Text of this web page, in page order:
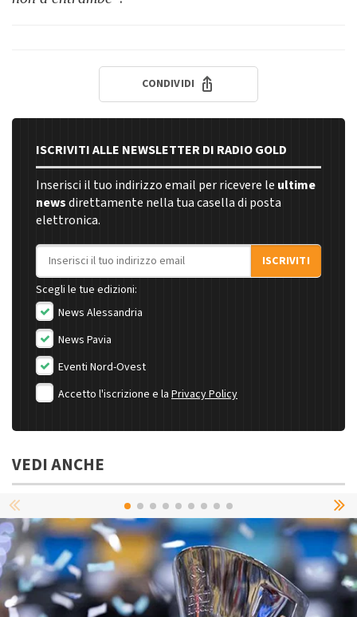
CONDIVIDI
ISCRIVITI ALLE NEWSLETTER DI RADIO GOLD
Inserisci il tuo indirizzo email per ricevere le ultime
newsdirettamente nella tua casella di posta
elettronica.
Indirizzo email
ISCRIVITI
Scegli le tue edizioni:
News Alessandria
News Pavia
Eventi Nord-Ovest
Accetto l'iscrizione e la Privacy Policy
VEDI ANCHE